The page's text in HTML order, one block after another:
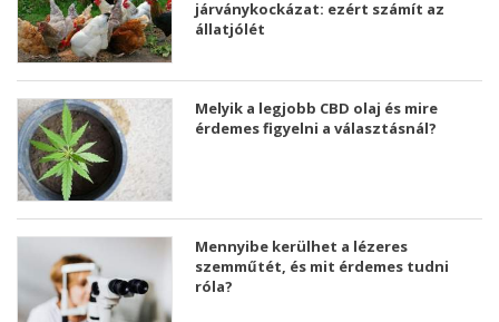
járványkockázat: ezért számít az
állatjólét
Melyik a legjobb CBD olaj és mire
érdemes figyelni a választásnál?
Mennyibe kerülhet a lézeres
szemműtét, és mit érdemes tudni
róla?